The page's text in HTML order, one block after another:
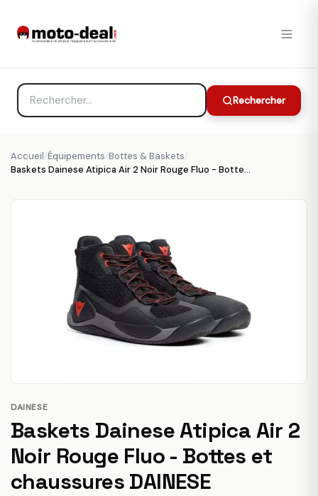
Rechercher
Accueil/Équipements/Bottes & Baskets/
Baskets Dainese Atipica Air 2 Noir Rouge Fluo - Bottes et chaussures DAINESE
DAINESE
Baskets Dainese Atipica Air 2
Noir Rouge Fluo - Bottes et
chaussures DAINESE